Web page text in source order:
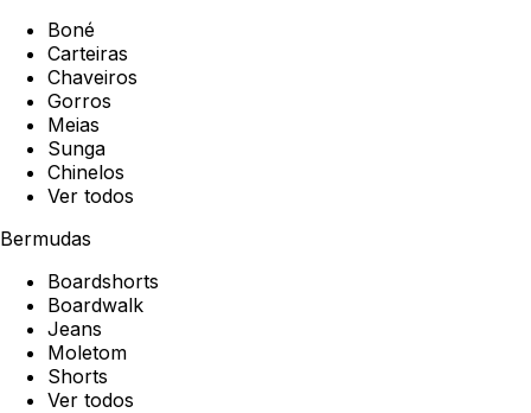
Boné
Carteiras
Chaveiros
Gorros
Meias
Sunga
Chinelos
Ver todos
Bermudas
Boardshorts
Boardwalk
Jeans
Moletom
Shorts
Ver todos